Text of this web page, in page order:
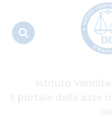
diamanti
carati. 0,25